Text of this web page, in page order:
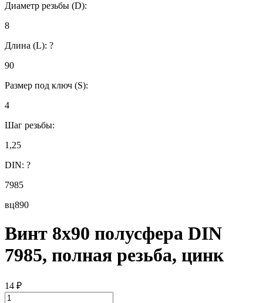
Диаметр резьбы (D):
8
Длина (L): ?
90
Размер под ключ (S):
4
Шаг резьбы:
1,25
DIN: ?
7985
вц890
Винт 8х90 полусфера DIN
7985, полная резьба, цинк
14 ₽